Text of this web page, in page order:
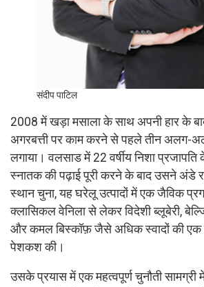
संदीप पाटिल
2008 में खड़ा मसाला के साथ अपनी हार के
अगरबत्ती पर काम करने से पहले तीन अलग-
लगाया। वलसाड में 22 वर्षीय निशा प्रजापति
स्नातक की पढ़ाई पूरी करने के बाद उसने अंडे
स्थान चुना, यह घरेलू उत्पादों में एक जैविक
क्लासिकल वेनिला से लेकर विदेशी ब्लूबेरी,
और कमल बिस्कॉफ़ जैसे अधिक स्वादों की
पेशकश की।
उसके प्रयास में एक महत्वपूर्ण चुनौती सामग्री